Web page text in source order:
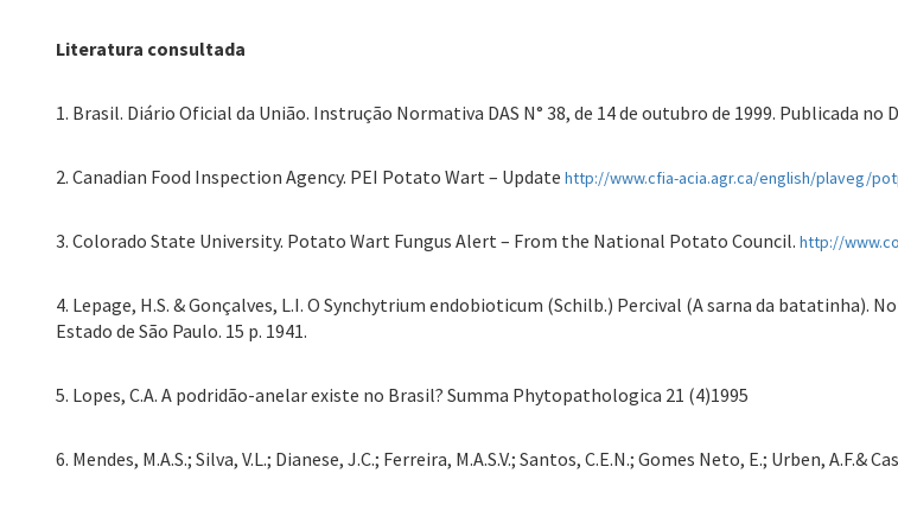
Literatura consultada
1. Brasil. Diário Oficial da União. Instrução Normativa DAS N° 38, de 14 de outubro de 1999. Publicada no
2. Canadian Food Inspection Agency. PEI Potato Wart – Update http://www.cfia-acia.agr.ca/english/plaveg/
3. Colorado State University. Potato Wart Fungus Alert – From the National Potato Council. http://
4. Lepage, H.S. & Gonçalves, L.I. O Synchytrium endobioticum (Schilb.) Percival (A sarna da
Estado de São Paulo. 15 p. 1941.
5. Lopes, C.A. A podridão-anelar existe no Brasil? Summa Phytopathologica 21 (4)1995
6. Mendes, M.A.S.; Silva, V.L.; Dianese, J.C.; Ferreira, M.A.S.V.; Santos, C.E.N.; Gomes Neto, E.; Urben,